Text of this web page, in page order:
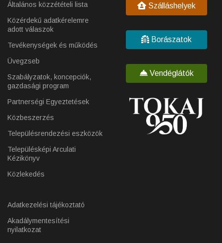
Általános közzétételi lista
Közérdekű adatkérelemre
adott válaszok
Tevékenységek és működés
Üvegzseb
Szabályzatok, koncepciók,
gazdasági program
Partnerségi Egyeztetések
Közbeszerzés
Településrendezési eszközök
Településképi Arculati
Kézikönyv
Közlekedés
Adatkezelési tájékoztató
Akadálymentesítési
nyilatkozat
Szálláshelyek
Borászatok
Vendéglátók